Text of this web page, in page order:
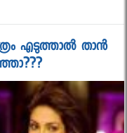
എടുത്താല്‍ താന്‍